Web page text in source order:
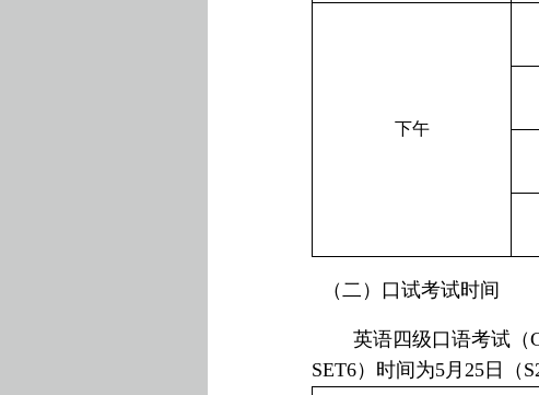
下午
（二）口试考试时间
英语四级口语考试（
SET6）时间为5月 25 日 （